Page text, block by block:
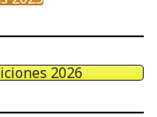
2026